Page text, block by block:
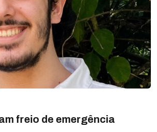
freio de emergência